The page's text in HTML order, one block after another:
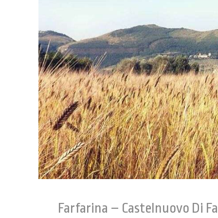
Farfarina – Castelnuovo Di